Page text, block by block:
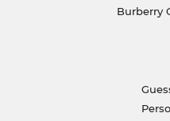
Burberry